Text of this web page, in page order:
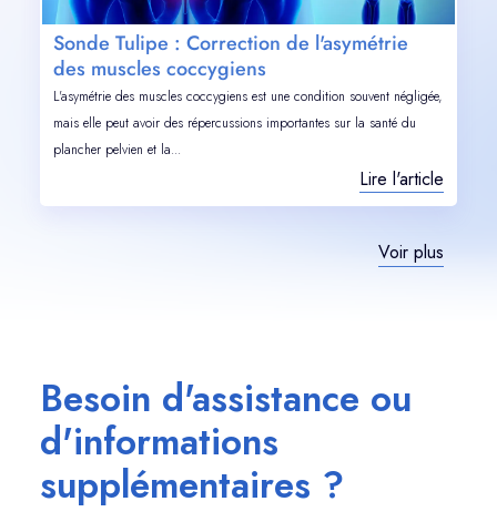
Sonde Tulipe : Correction de l'asymétrie
des muscles coccygiens
L'asymétrie des muscles coccygiens est une condition souvent négligée,
mais elle peut avoir des répercussions importantes sur la santé du
plancher pelvien et la...
Lire l'article
Voir plus
Besoin d'assistance ou
d'informations
supplémentaires ?